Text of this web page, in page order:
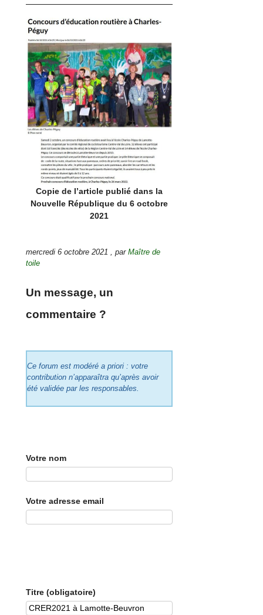
Copie de l’article publié dans la
Nouvelle République du 6 octobre
2021
mercredi 6 octobre 2021 ,parMaître de
toile
Un message, un
commentaire ?
Ce forum est modéré a priori : votre
contribution n’apparaîtra qu’après avoir
été validée par les responsables.
Votre nom
Votre adresse email
Titre (obligatoire)